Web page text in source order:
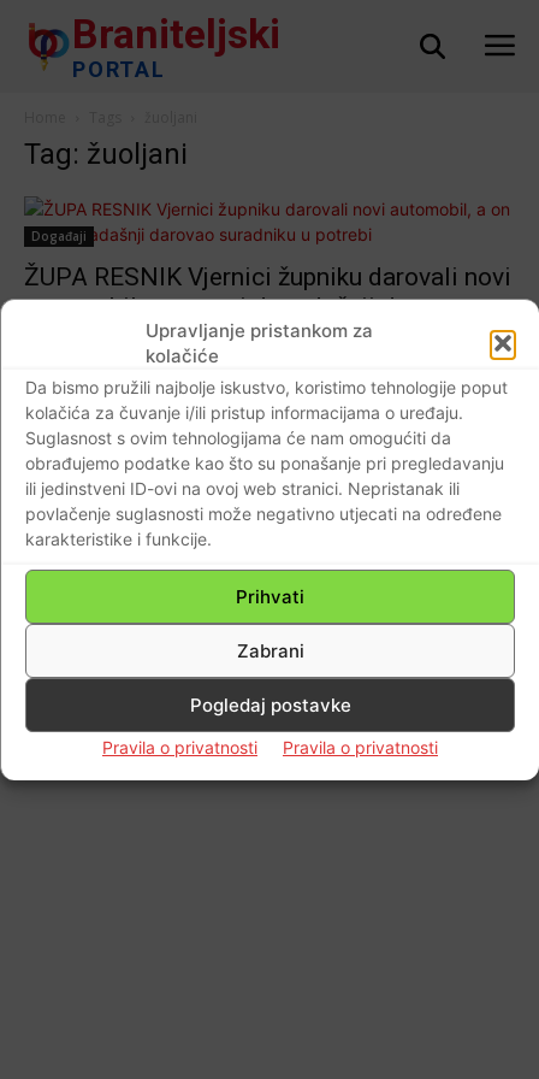
Upravljanje pristankom za
kolačiće
Da bismo pružili najbolje iskustvo, koristimo tehnologije poput
kolačića za čuvanje i/ili pristup informacijama o uređaju.
Suglasnost s ovim tehnologijama će nam omogućiti da
obrađujemo podatke kao što su ponašanje pri pregledavanju
ili jedinstveni ID-ovi na ovoj web stranici. Nepristanak ili
povlačenje suglasnosti može negativno utjecati na određene
karakteristike i funkcije.
Prihvati
Zabrani
Pogledaj postavke
Pravila o privatnosti Pravila o privatnosti
Braniteljski
PORTAL
Tag: žuoljani
Događaji
ŽUPA RESNIK Vjernici župniku darovali novi
automobil, a on svoj dosadašnji darovao
suradniku u potrebi
Impressum Kontaktirajte nas Pravila o privatnosti
© Newspaper WordPress Theme by TagDiv